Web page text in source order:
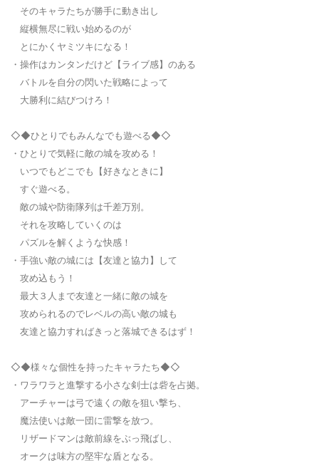
そのキャラたちが勝手に動き出し
縦横無尽に戦い始めるのが
とにかくヤミツキになる！
・操作はカンタンだけど【ライブ感】のある
バトルを自分の閃いた戦略によって
大勝利に結びつけろ！
◇◆ひとりでもみんなでも遊べる◆◇
・ひとりで気軽に敵の城を攻める！
いつでもどこでも【好きなときに】
すぐ遊べる。
敵の城や防衛隊列は千差万別。
それを攻略していくのは
パズルを解くような快感！
・手強い敵の城には【友達と協力】して
攻め込もう！
最大３人まで友達と一緒に敵の城を
攻められるのでレベルの高い敵の城も
友達と協力すればきっと落城できるはず！
◇◆様々な個性を持ったキャラたち◆◇
・ワラワラと進撃する小さな剣士は砦を占拠。
アーチャーは弓で遠くの敵を狙い撃ち、
魔法使いは敵一団に雷撃を放つ。
リザードマンは敵前線をぶっ飛ばし、
オークは味方の堅牢な盾となる。